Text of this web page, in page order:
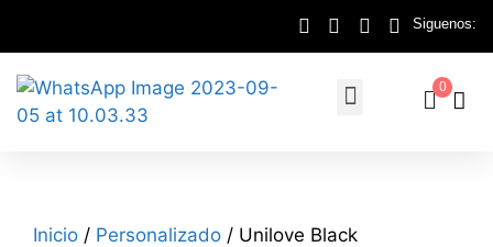
Siguenos:
0
Inicio / Personalizado / Unilove Black